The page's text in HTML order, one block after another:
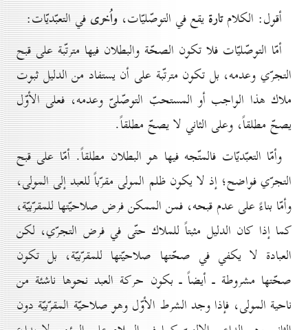
أقول: الكلامتارة يقع في التوصّليّات، واُخرى في التعبّديّات:
أمّا التوصّليّات فلا تكون الصحّة والبطلان فيها مترتّبة على قبح
التجرّي وعدمه، بل تكون مترتّبة على أن يستفاد من الدليل ثبوت
ملاك هذا الواجب أو المستحبّ التوصّلىّ وعدمه، فعلى الأوّل
يصحّ مطلقاً، وعلى الثاني لا يصحّ مطلقاً.
وأمّا التعبّديّات فالمتّجه فيها هو البطلان مطلقاً. أمّا على قبح
التجرّي فواضح؛ إذ لا يكون ظلم المولى مقرّباً للعبد إلى المولى،
وأمّا بناءً على عدم قبحه، فمن الممكن فرض صلاحيّتها للمقرّبيّة،
كما إذا كان الدليل مثبتاً للملاك حتّى في فرض التجرّي، لكن
العبادة لا يكفي في صحّتها صلاحيّتها للمقرّبيّة، بل تكون
صحّتها مشروطة ـ أيضاً ـ بكون حركة العبد نحوها ناشئة من
ناحية المولى، فإذا وجد الشرط الأوّل وهو صلاحيّة المقرّبيّة دون